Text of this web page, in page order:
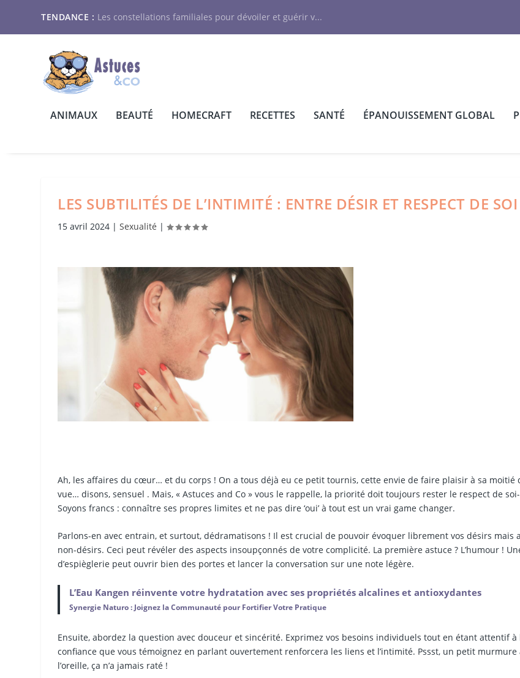
TENDANCE : Les constellations familiales pour dévoiler et guérir v...
ANIMAUX BEAUTÉ HOMECRAFT RECETTES SANTÉ ÉPANOUISSEMENT GLOBAL
LES SUBTILITÉS DE L’INTIMITÉ : ENTRE DÉSIR ET RESPECT DE SOI
15 avril 2024 |Sexualité |
Ah, les affaires du cœur… et du corps ! On a tous déjà eu ce petit tournis, cette envie de faire plaisir à sa moitié
vue… disons, sensuel . Mais, « Astuces and Co » vous le rappelle, la priorité doit toujours rester le respect de
Soyons francs : connaître ses propres limites et ne pas dire ‘oui’ à tout est un vrai game changer.
Parlons-en avec entrain, et surtout, dédramatisons ! Il est crucial de pouvoir évoquer librement vos désirs mais
non-désirs. Ceci peut révéler des aspects insoupçonnés de votre complicité. La première astuce ? L’humour !
d’espièglerie peut ouvrir bien des portes et lancer la conversation sur une note légère.
L’Eau Kangen réinvente votre hydratation avec ses propriétés alcalines et antioxydantes
Synergie Naturo : Joignez la Communauté pour Fortifier Votre Pratique
Ensuite, abordez la question avec douceur et sincérité. Exprimez vos besoins individuels tout en étant attentif à
confiance que vous témoignez en parlant ouvertement renforcera les liens et l’intimité. Pssst, un petit murmure
l’oreille, ça n’a jamais raté !